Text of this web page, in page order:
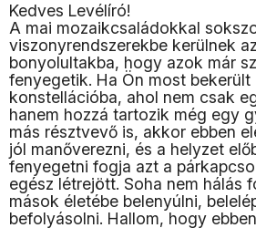
Kedves Levélíró!
A mai mozaikcsaládokkal
viszonyrendszerekbe kerülnek
bonyolultakba, hogy azok már
fenyegetik. Ha Ön most bekerült
konstellációba, ahol nem csak
hanem hozzá tartozik még egy
más résztvevő is, akkor ebben
jól manőverezni, és a helyzet
fenyegetni fogja azt a
egész létrejött. Soha nem hálás
mások életébe belenyúlni,
befolyásolni. Hallom, hogy